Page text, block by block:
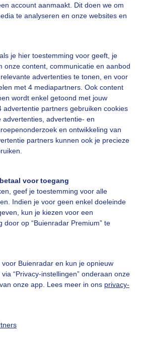
account aanmaakt. Dit doen we om
te analyseren en onze websites en
je hier toestemming voor geeft, je
onze content, communicatie en aanbod
advertenties te tonen, en voor
met 4 mediapartners. Ook content
wordt enkel getoond met jouw
advertentie partners gebruiken cookies
advertentie- en
en ontwikkeling van
partners kunnen ook je precieze
voor toegang
geef je toestemming voor alle
Indien je voor geen enkel doeleinde
kun je kiezen voor een
door op “Buienradar Premium” te
Buienradar en kun je opnieuw
“Privacy-instellingen” onderaan onze
onze app. Lees meer in ons privacy-
moment geduld aub...